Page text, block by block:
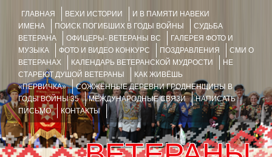
ГЛАВНАЯ ВЕХИ ИСТОРИИ
И В ПАМЯТИ НАВЕКИ
ИМЕНА
ПОИСК ПОГИБШИХ В ГОДЫ ВОЙНЫ
СУДЬБА
ВЕТЕРАНА
ОФИЦЕРЫ- ВЕТЕРАНЫ ВС
ГАЛЕРЕЯ ФОТО И
МУЗЫКА
ФОТО И ВИДЕО КОНКУРС ПОЗДРАВЛЕНИЯ
СМИ О
ВЕТЕРАНАХ
КАЛЕНДАРЬ ВЕТЕРАНСКОЙ МУДРОСТИ
НЕ
СТАРЕЮТ ДУШОЙ ВЕТЕРАНЫ
КАК ЖИВЁШЬ
«ПЕРВИЧКА»
СОЖЖЁННЫЕ ДЕРЕВНИ ГРОДНЕНЩИНЫ В
ГОДЫ ВОЙНЫ 35
МЕЖДУНАРОДНЫЕ СВЯЗИ
НАПИСАТЬ
ПИСЬМО
КОНТАКТЫ